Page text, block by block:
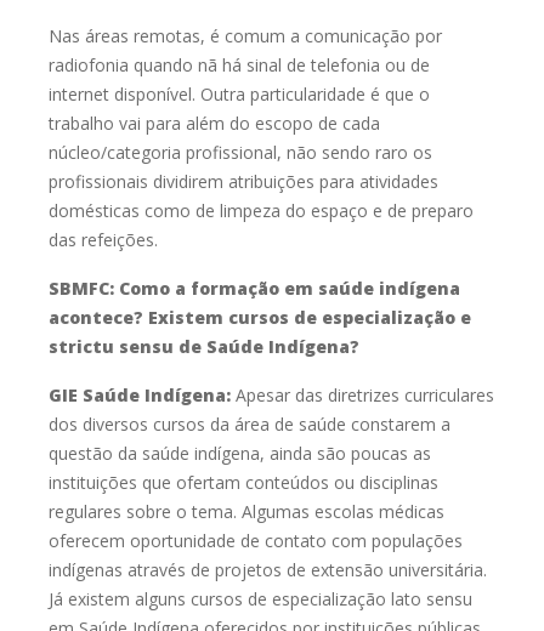
Nas áreas remotas, é comum a comunicação por
radiofonia quando nã há sinal de telefonia ou de
internet disponível. Outra particularidade é que o
trabalho vai para além do escopo de cada
núcleo/categoria profissional, não sendo raro os
profissionais dividirem atribuições para atividades
domésticas como de limpeza do espaço e de preparo
das refeições.
SBMFC: Como a formação em saúde indígena
acontece? Existem cursos de especialização e
strictu sensu de Saúde Indígena?
GIE Saúde Indígena:Apesar das diretrizes curriculares
dos diversos cursos da área de saúde constarem a
questão da saúde indígena, ainda são poucas as
instituições que ofertam conteúdos ou disciplinas
regulares sobre o tema. Algumas escolas médicas
oferecem oportunidade de contato com populações
indígenas através de projetos de extensão universitária.
Já existem alguns cursos de especialização lato sensu